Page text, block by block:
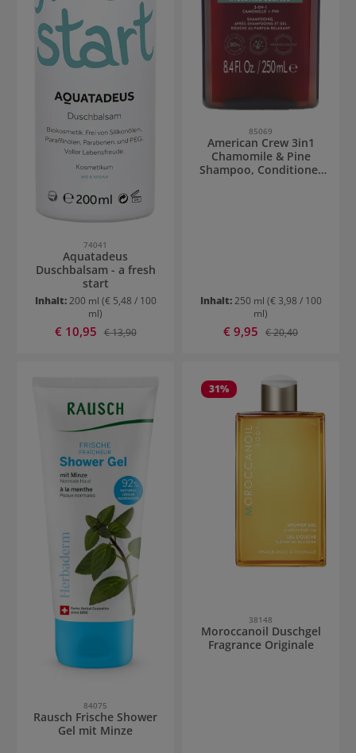
74041
Aquatadeus
Duschbalsam - a fresh
start
Inhalt:200 ml (€ 5,48 / 100
ml)
Verkaufspreis:
€ 10,95 Regulärer Preis:
€ 13,90
85069
American Crew 3in1
Chamomile & Pine
Shampoo, Conditioner
Inhalt:250 ml (€ 3,98 / 100
ml)
Verkaufspreis:
€ 9,95 Regulärer Preis:
€ 20,40
84075
Rausch Frische Shower
Gel mit Minze
31%
38148
Moroccanoil Duschgel
Fragrance Originale